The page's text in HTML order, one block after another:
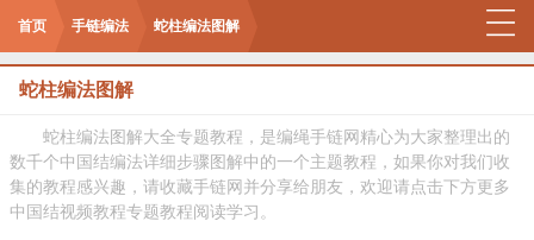
首页 手链编法 蛇柱编法图解
蛇柱编法图解
蛇柱编法图解大全专题教程，是编绳手链网精心为大家整理出的
数千个中国结编法详细步骤图解中的一个主题教程，如果你对我们收
集的教程感兴趣，请收藏手链网并分享给朋友，欢迎请点击下方更多
中国结视频教程专题教程阅读学习。